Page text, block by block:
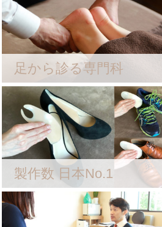
足から診る専門科
製作数 日本No.1